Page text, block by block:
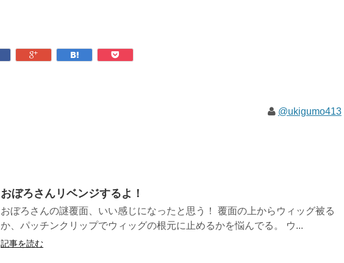
@ukigumo413
おぼろさんリベンジするよ！
おぼろさんの謎覆面、いい感じになったと思う！ 覆面の上からウィッグ被る
か、パッチンクリップでウィッグの根元に止めるかを悩んでる。 ウ...
記事を読む